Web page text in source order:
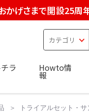
かげさまで開設25周
ラ Howto情
報
トライアルセット・